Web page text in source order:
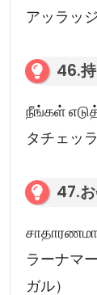
アッラッジ
46.
நீங்கள்
タチェッ
47.
ラーナマ
ガル）